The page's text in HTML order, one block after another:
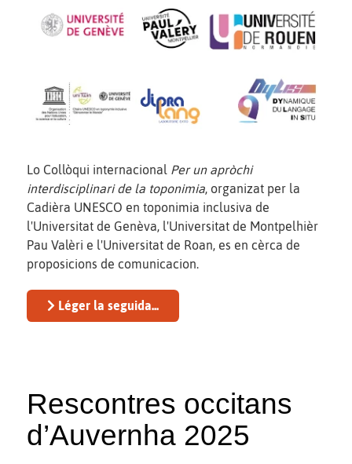
Lo Collòqui internacional Per un apròchi
interdisciplinari de la toponimia, organizat per la
Cadièra UNESCO en toponimia inclusiva de
l'Universitat de Genèva, l'Universitat de Montpelhièr
Pau Valèri e l'Universitat de Roan, es en cèrca de
proposicions de comunicacion.
Léger la seguida...
Rescontres occitans
d’Auvernha 2025